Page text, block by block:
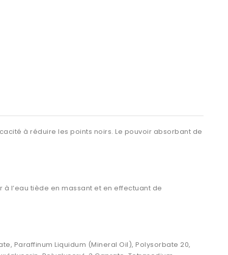
à réduire les points noirs. Le pouvoir absorbant de
à l’eau tiède en massant et en effectuant de
Paraffinum Liquidum (Mineral Oil), Polysorbate 20,